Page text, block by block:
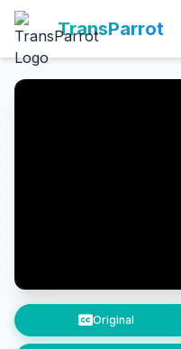
TransParrot
Original